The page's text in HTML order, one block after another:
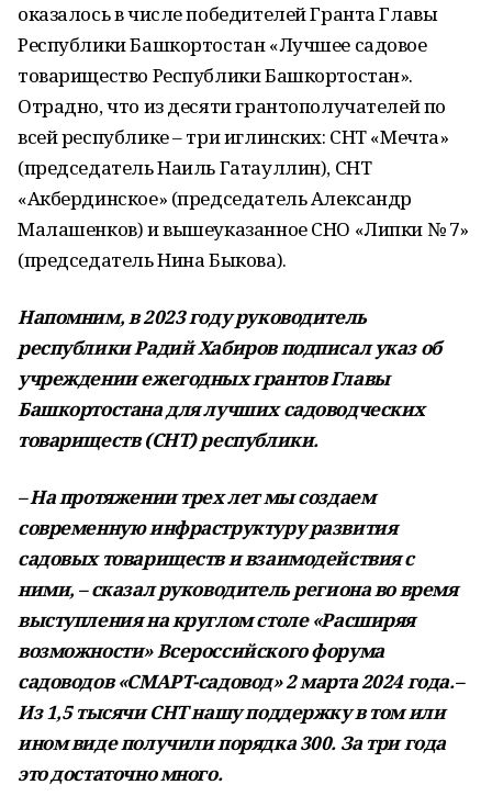
оказалось в числе победителей Гранта Главы
Республики Башкортостан «Лучшее садовое
товарищество Республики Башкортостан».
Отрадно, что из десяти грантополучателей по
всей республике – три иглинских: СНТ «Мечта»
(председатель Наиль Гатауллин), СНТ
«Акбердинское» (председатель Александр
Малашенков) и вышеуказанное СНО «Липки № 7»
(председатель Нина Быкова).
Напомним, в 2023 году руководитель
республики Радий Хабиров подписал указ об
учреждении ежегодных грантов Главы
Башкортостана для лучших садоводческих
товариществ (СНТ) республики.
– На протяжении трех лет мы создаем
современную инфраструктуру развития
садовых товариществ и взаимодействия с
ними, – сказал руководитель региона во время
выступления на круглом столе «Расширяя
возможности» Всероссийского форума
садоводов «СМАРТ-садовод» 2 марта 2024 года.–
Из 1,5 тысячи СНТ нашу поддержку в том или
ином виде получили порядка 300. За три года
это достаточно много.